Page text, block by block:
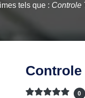
tels que : Controle
0